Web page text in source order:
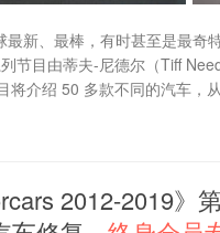
新、最棒，有时甚至是最奇
节目由蒂夫-尼德尔（Tiff
介绍 50 多款不同的汽车，
2012-2019》